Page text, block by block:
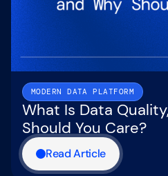
MODERN DATA PLATFORM
What Is Data
Should You Care?
Read Article